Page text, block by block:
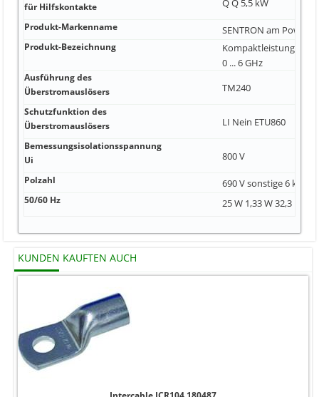
für Hilfskontakte
Q Q 5,5 kW
Produkt-Markenname SENTRON am
Produkt-Bezeichnung
0 ... 6 GHz
Ausführung des
Überstromauslösers
TM240
Schutzfunktion des
Überstromauslösers
LI Nein ETU860
Bemessungsisolationsspannung
Ui
800 V
Polzahl 690 V sonstige 6 kV
50/60 Hz 25 W 1,33 W 32,3 mm
KUNDEN KAUFTEN AUCH